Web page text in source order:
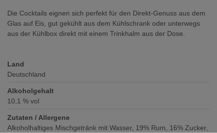
Die Cocktails eignen sich perfekt für den Direkt-Genuss aus dem
Glas auf Eis, gut gekühlt aus dem Kühlschrank oder unterwegs
aus der Kühlbox direkt mit einem Trinkhalm aus der Dose.
Land
Deutschland
Alkoholgehalt
10,1 % vol
Zutaten / Allergene
Alkoholhaltiges Mischgetränk mit Wasser, 19% Rum, 16% Zucker,